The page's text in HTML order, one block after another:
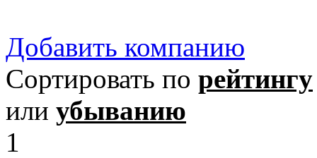
Добавить компанию
Сортировать по рейтингу
или убыванию
1